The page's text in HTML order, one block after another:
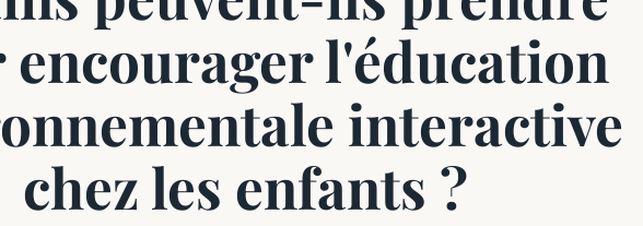
l'éducation
interactive
chez les enfants ?